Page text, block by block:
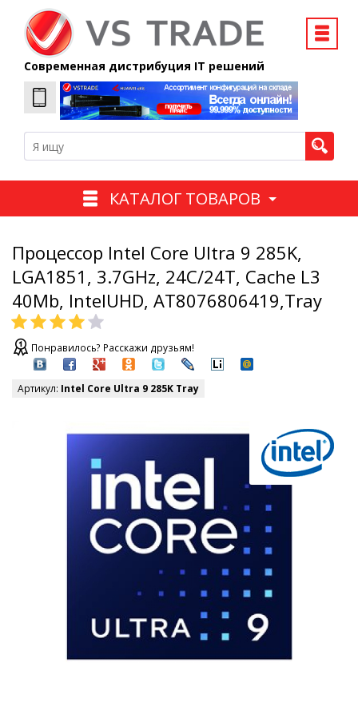
Современная дистрибуция IT решений
КАТАЛОГ ТОВАРОВ
Процессор Intel Core Ultra 9 285K,
LGA1851, 3.7GHz, 24C/24T, Cache L3
40Mb, IntelUHD, AT8076806419,Tray
Понравилось? Расскажи друзьям!
Артикул: Intel Core Ultra 9 285K Tray